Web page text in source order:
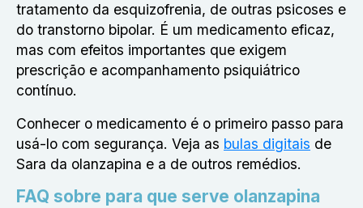
tratamento da esquizofrenia, de outras psicoses e
do transtorno bipolar. É um medicamento eficaz,
mas com efeitos importantes que exigem
prescrição e acompanhamento psiquiátrico
contínuo.
Conhecer o medicamento é o primeiro passo para
usá-lo com segurança. Veja as bulas digitais de
Sara da olanzapina e a de outros remédios.
FAQ sobre para que serve olanzapina